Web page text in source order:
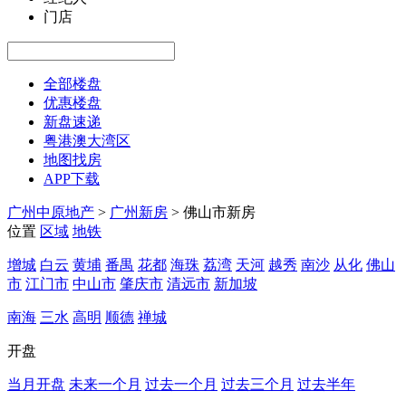
门店
全部楼盘
优惠楼盘
新盘速递
粤港澳大湾区
地图找房
APP下载
广州中原地产 > 广州新房 > 佛山市新房
位置 区域 地铁
增城 白云 黄埔 番禺 花都 海珠 荔湾 天河 越秀 南沙 从化 佛山
市 江门市 中山市 肇庆市 清远市 新加坡
南海 三水 高明 顺德 禅城
开盘
当月开盘 未来一个月 过去一个月 过去三个月 过去半年